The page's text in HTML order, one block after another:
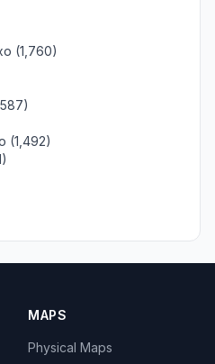
(1,760)
(1,492)
MAPS
Physical Maps